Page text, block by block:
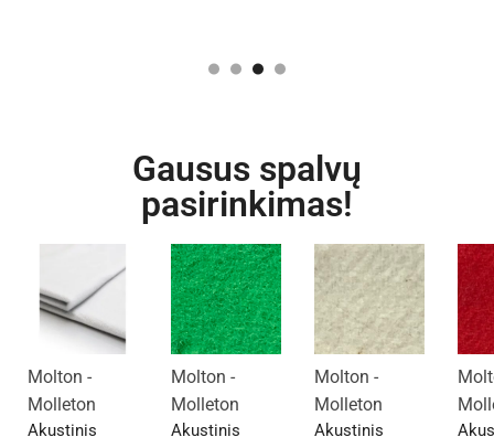
Gausus spalvų
pasirinkimas!
Molton -
Molleton
Akustinis
Molton -
Molleton
Akustinis
Molton -
Molleton
Akustinis